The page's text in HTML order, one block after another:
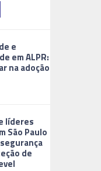
e
em ALPR:
na adoção
líderes
São Paulo
de